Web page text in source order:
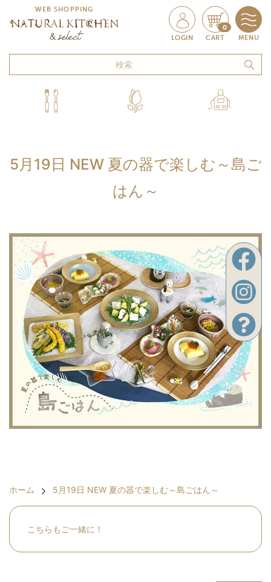
WEB SHOPPING
LOGIN
0
CART MENU
5月19日 NEW 夏の器で楽しむ～島ご
はん～
ホーム 5月19日 NEW 夏の器で楽しむ～島ごはん～
こちらもご一緒に！